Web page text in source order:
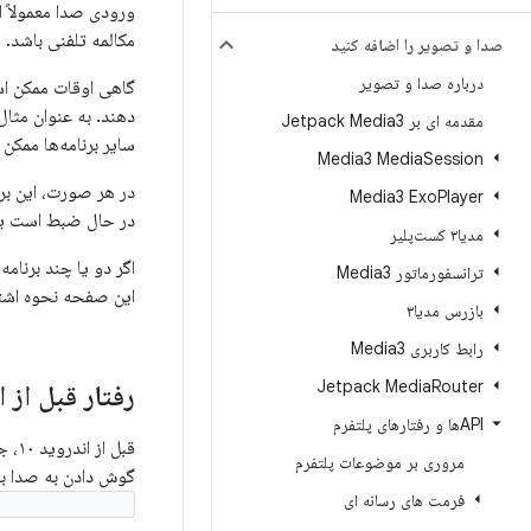
صدا و تصویر را اضافه کنید
درباره صدا و تصویر
مقدمه ای بر Jetpack Media3
Media3 MediaSession
Media3 ExoPlayer
مدیا۳ کست‌پلیر
ترانسفورماتور Media3
بازرس مدیا۳
رابط کاربری Media3
Jetpack MediaRouter
APIها و رفتارهای پلتفرم
مروری بر موضوعات پلتفرم
فرمت های رسانه ای
ورودی صدا
مکالمه تلفنی باشد.
گاهی اوقات ممکن
دهند. به عنوان
سایر برنامه‌ها
در هر صورت، این
در حال ضبط است
اگر دو یا چند
این صفحه نحوه
رفتار قبل از
گوش دادن به صدا